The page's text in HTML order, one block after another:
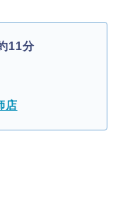
11分
店